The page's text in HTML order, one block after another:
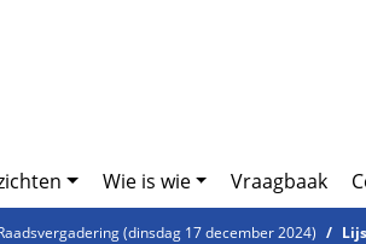
Wie is wie Vraagbaak
(dinsdag 17 december 2024)